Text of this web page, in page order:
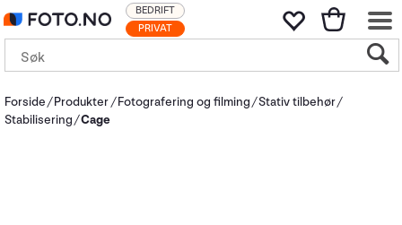
PRIVAT
BEDRIFT
Forside Produkter Fotografering og filming Stativ tilbehør
Stabilisering
Cage